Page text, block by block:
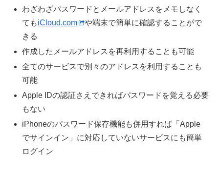
わざわざパスワードとメールアドレスをメモしなく
てもiCloud.com
や端末で簡単に確認することがで
きる
作成したメールアドレスを再利用することも可能
全てのサービスで別々のアドレスを利用することも
可能
Apple IDの認証さえできればパスワードを覚える必要
もない
iPhoneのパスワード保存機能も併用すれば「Apple
でサインイン」に対応していないサービスにも簡単
ログイン